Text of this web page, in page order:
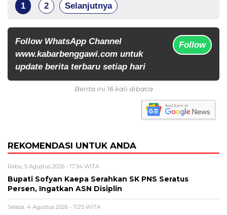
1
2 Selanjutnya
Follow WhatsApp Channel
www.kabarbenggawi.com untuk
update berita terbaru setiap hari
Follow
Berita ini 16 kali dibaca
REKOMENDASI UNTUK ANDA
Rabu, 5 Agustus 2026 - 17:34 WITA
Bupati Sofyan Kaepa Serahkan SK PNS Seratus
Persen, Ingatkan ASN Disiplin
Selasa, 4 Agustus 2026 - 11:25 WITA